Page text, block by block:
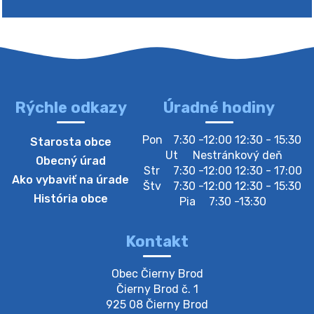
4. augusta 2026 10:05
Zberný dvor-Gyűjtőudvar
Oznamujeme obyvateľom, že v stredu 05. augusta
bude zberný dvor zatvorený. Értesítjük a lakosokat,
hogy szerdán augusztus 05-én a gyűjtőudvar zárva
lesz https://ciernybrod.sk?p=214…
Zber separovaného odpadu plastu-
Szeparált műanya…
Oznamujeme obyvateľom, že v stredu 05. augusta
Rýchle odkazy
Starosta obce
Obecný úrad
Ako vybaviť na úrade
História obce
Úradné hodiny
Pon
7:30 -12:00 12:30 - 15:30
Ut
Nestránkový deň
Str
7:30 -12:00 12:30 - 17:00
Štv
7:30 -12:00 12:30 - 15:30
Pia
7:30 -13:30
Kontakt
Obec Čierny Brod
Čierny Brod č. 1
925 08 Čierny Brod